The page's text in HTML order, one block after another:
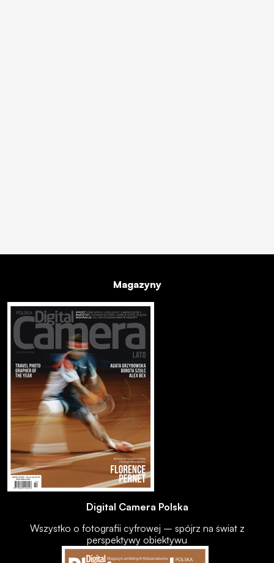
Magazyny
Digital Camera Polska
Wszystko o fotografii cyfrowej – spójrz na świat z
perspektywy obiektywu